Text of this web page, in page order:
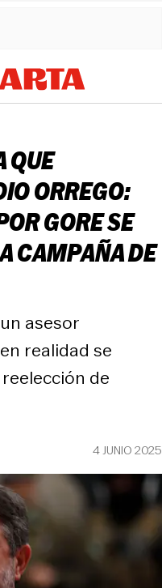
QUE
ORREGO:
GORE SE
CAMPAÑA DE
asesor
realidad se
de
4 JUNIO 2025